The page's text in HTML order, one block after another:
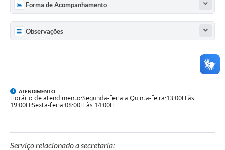
Forma de Acompanhamento
Observações
ATENDIMENTO:
Horário de atendimento:Segunda-feira a Quinta-feira:13:00H às
19:00H;Sexta-feira:08:00H às 14:00H
Serviço relacionado a secretaria: